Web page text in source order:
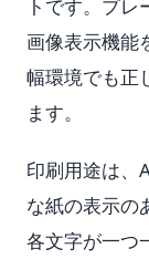
トです。プレ
画像表示機能
幅環境でも正
ます。
印刷用途は、
な紙の表示の
各文字が一つ